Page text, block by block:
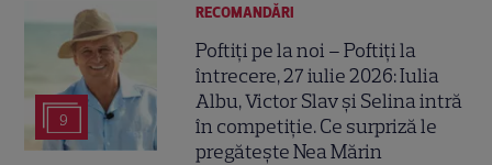
9
RECOMANDĂRI
Poftiți pe la noi – Poftiți la
întrecere, 27 iulie 2026: Iulia
Albu, Victor Slav și Selina intră
în competiție. Ce surpriză le
pregătește Nea Mărin